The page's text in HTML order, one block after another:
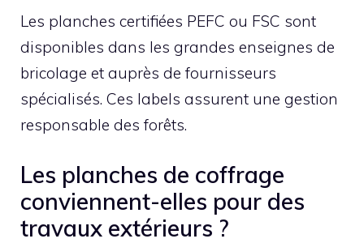
Les planches certifiées PEFC ou FSC sont
disponibles dans les grandes enseignes de
bricolage et auprès de fournisseurs
spécialisés. Ces labels assurent une gestion
responsable des forêts.
Les planches de coffrage
conviennent-elles pour des
travaux extérieurs ?